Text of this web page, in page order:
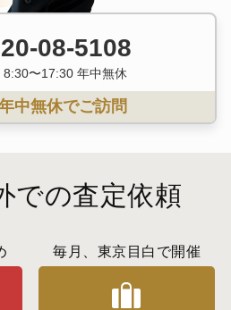
08-5108
8:30〜17:30 年中無休
中無休でご訪問
での査定依頼
毎月、東京目白で開催